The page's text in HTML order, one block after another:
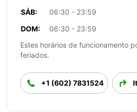
SÁB:
06:30 - 23:59
DOM:
06:30 - 23:59
Estes horários de funcionamento
feriados.
+1 (602) 7831524